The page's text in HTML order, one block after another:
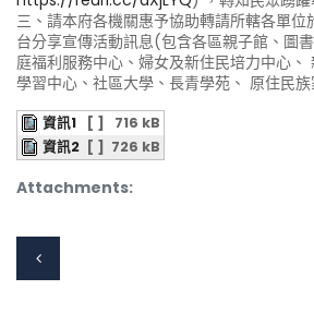
三、請本府各機關惠予協助轉請所轄各單
台分享宣傳活動訊息(包含各區親子館、圖
庭福利服務中心、婦女及新住民培力中心
學習中心、社區大學、長青學苑、 原住民
Attachments:
資訊1 [ ]
716 kB
資訊2 [ ] 726 kB